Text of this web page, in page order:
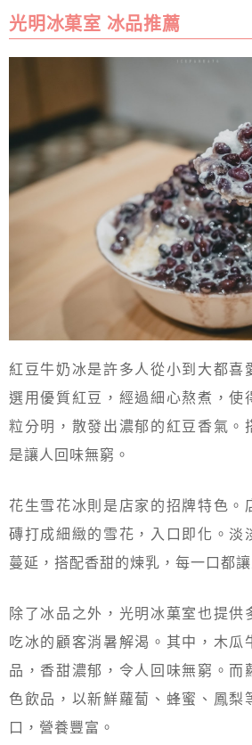
光明冰菓室 冰品推薦
紅豆牛奶冰是許多人從小到大都喜
選用優質紅豆，經過細心熬煮，使
粒分明，散發出濃郁的紅豆香氣。
是讓人回味無窮。
花生雪花冰則是店家的招牌特色。
磚打成細緻的雪花，入口即化。淡
蔓延，搭配香甜的煉乳，每一口都讓
除了冰品之外，光明冰菓室也提供
吃冰的顧客消暑解渴。其中，木瓜
品，香甜濃郁，令人回味無窮。而
色飲品，以新鮮蘿蔔、蜂蜜、鳳梨
口，營養豐富。